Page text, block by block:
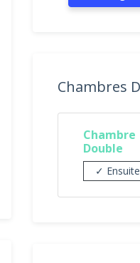
Chambres
Chambre
Double
✓ Ensuite